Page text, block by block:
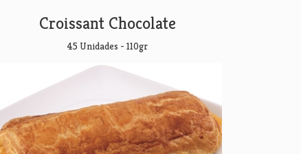
Croissant Chocolate
45 Unidades - 110gr